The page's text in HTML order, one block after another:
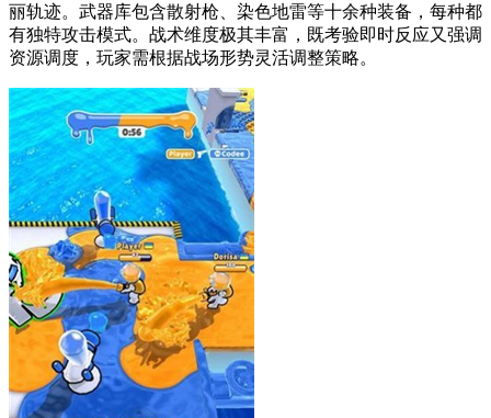
丽轨迹。武器库包含散射枪、染色地雷等十余种装备，每种都
有独特攻击模式。战术维度极其丰富，既考验即时反应又强调
资源调度，玩家需根据战场形势灵活调整策略。